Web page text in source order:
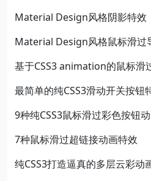
Material Design风格阴影特效
Material Design风格鼠标滑过
基于CSS3 animation的鼠标滑
最简单的纯CSS3滑动开关按钮
9种纯CSS3鼠标滑过彩色按钮
7种鼠标滑过超链接动画特效
纯CSS3打造逼真的多层云彩动